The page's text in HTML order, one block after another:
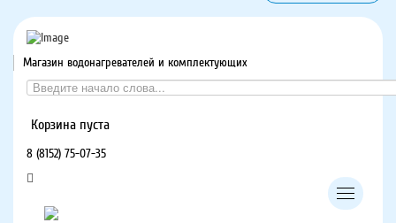
Магазин водонагревателей и комплектующих
Корзина пуста
8 (8152) 75-07-35